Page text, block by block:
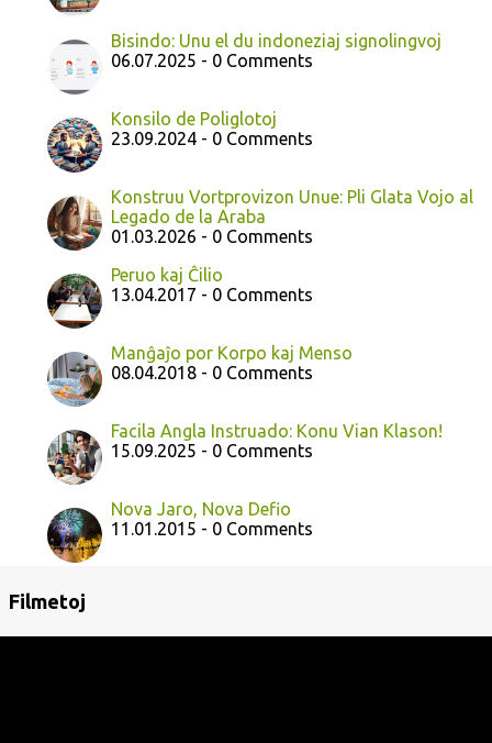
Bisindo: Unu el du indoneziaj signolingvoj
06.07.2025 - 0 Comments
Konsilo de Poliglotoj
23.09.2024 - 0 Comments
Konstruu Vortprovizon Unue: Pli Glata Vojo al
Legado de la Araba
01.03.2026 - 0 Comments
Peruo kaj Ĉilio
13.04.2017 - 0 Comments
Manĝaĵo por Korpo kaj Menso
08.04.2018 - 0 Comments
Facila Angla Instruado: Konu Vian Klason!
15.09.2025 - 0 Comments
Nova Jaro, Nova Defio
11.01.2015 - 0 Comments
Filmetoj